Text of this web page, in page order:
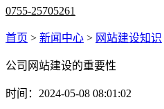
0755-25705261
首页 > 新闻中心 > 网站建设知识
公司网站建设的重要性
时间：2024-05-08 08:01:02